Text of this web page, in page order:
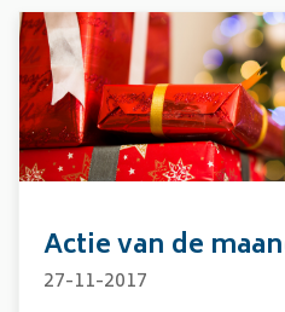
Actie van de
27-11-2017